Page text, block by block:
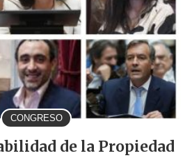
CONGRESO
de la Propiedad